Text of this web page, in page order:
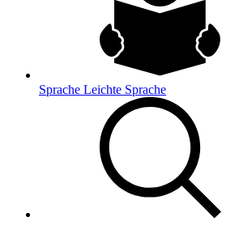
Sprache Leichte Sprache